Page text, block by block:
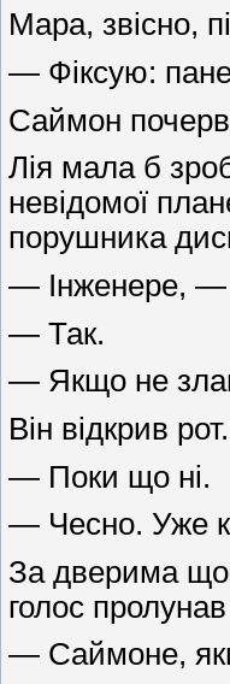
Мара, звісно,
— Фіксую:
Саймон
Лія мала б
невідомої
порушника
— Інженере, —
— Так.
— Якщо не
Він відкрив
— Поки що ні.
— Чесно. Уже
За дверима
голос
— Саймоне,